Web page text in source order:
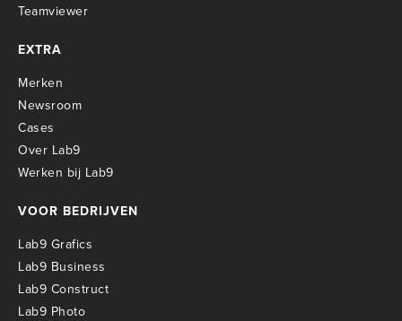
Teamviewer
EXTRA
Merken
Newsroom
Cases
Over Lab9
Werken bij Lab9
VOOR BEDRIJVEN
Lab9 Grafics
Lab9 Business
Lab9 Construct
Lab9 Photo